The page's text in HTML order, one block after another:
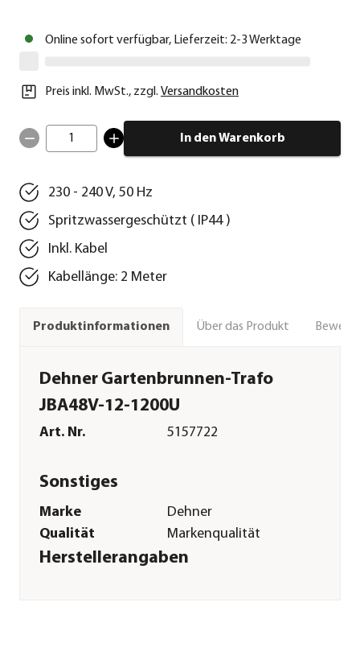
Online sofort verfügbar, Lieferzeit: 2-3 Werktage
Preis inkl. MwSt., zzgl. Versandkosten
1 In den Warenkorb
230 - 240 V, 50 Hz
Spritzwassergeschützt ( IP44 )
Inkl. Kabel
Kabellänge: 2 Meter
Produktinformationen Über das Produkt
Dehner Gartenbrunnen-Trafo
JBA48V-12-1200U
Art. Nr. 5157722
Sonstiges
Marke
Dehner
Qualität
Markenqualität
Herstellerangaben